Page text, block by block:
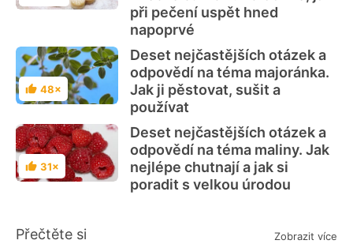
při pečení uspět hned
napoprvé
Hodnocení
48×
Deset nejčastějších otázek a
odpovědí na téma majoránka.
Jak ji pěstovat, sušit a
používat
Hodnocení
31×
Deset nejčastějších otázek a
odpovědí na téma maliny. Jak
nejlépe chutnají a jak si
poradit s velkou úrodou
Přečtěte si Zobrazit více